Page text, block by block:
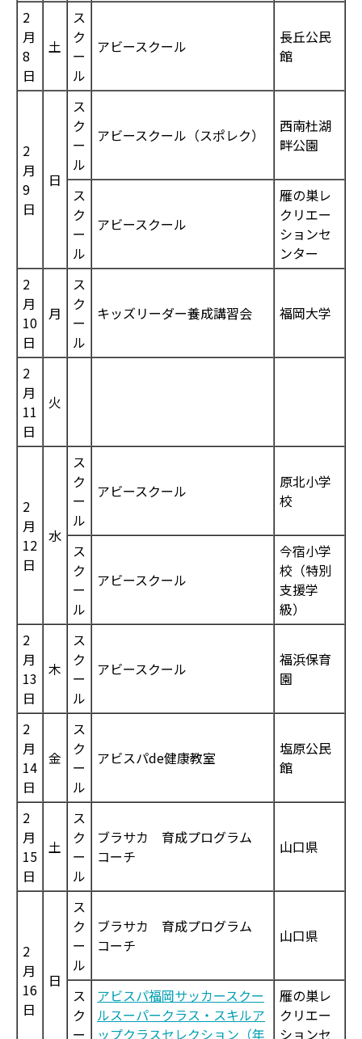
2
月
8
日
土
ス
ク
ー
ル
アビースクール
長丘公民
館
2
月
9
日
日
ス
ク
ー
ル
アビースクール（スポレク）
西南杜湖
畔公園
ス
ク
ー
ル
アビースクール
雁の巣レ
クリエー
ションセ
ンター
2
月
10
日
月
ス
ク
ー
ル
キッズリーダー養成講習会 福岡大学
2
月
11
日
火
2
月
12
日
水
ス
ク
ー
ル
アビースクール
原北小学
校
ス
ク
ー
ル
アビースクール
今宿小学
校（特別
支援学
級）
2
月
13
日
木
ス
ク
ー
ル
アビースクール
福浜保育
園
2
月
14
日
金
ス
ク
ー
ル
アビスパde健康教室
塩原公民
館
2
月
15
日
土
ス
ク
ー
ル
ブラサカ 育成プログラム
コーチ
山口県
2
月
16
日
日
ス
ク
ー
ル
ブラサカ 育成プログラム
コーチ
山口県
ス
ク
ー
アビスパ福岡サッカースクー
ルスーパークラス・スキルア
ップクラスセレクション（年
雁の巣レ
クリエー
ションセ